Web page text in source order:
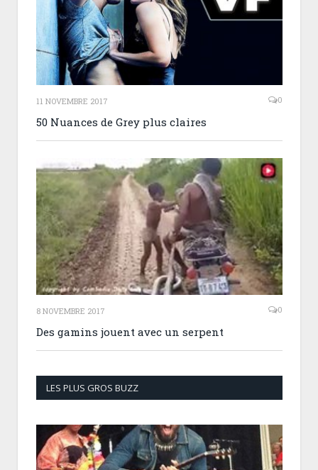
11 NOVEMBRE 2017 0
50 Nuances de Grey plus claires
8 NOVEMBRE 2017 0
Des gamins jouent avec un serpent
LES PLUS GROS BUZZ